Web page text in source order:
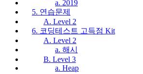
a. 2019
5. 연습문제
A. Level 2
6. 코딩테스트 고득점 Kit
A. Level 2
a. 해시
B. Level 3
a. Heap